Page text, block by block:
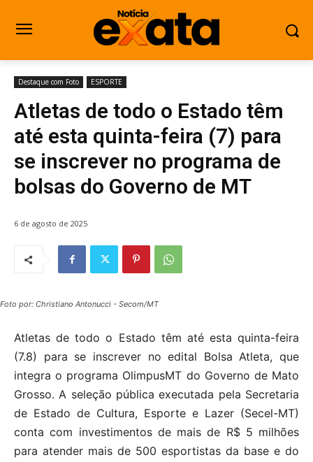
Destaque com Foto ESPORTE
Atletas de todo o Estado têm
até esta quinta-feira (7) para
se inscrever no programa de
bolsas do Governo de MT
6 de agosto de 2025
Foto por: Christiano Antonucci - Secom/MT
Atletas de todo o Estado têm até esta quinta-feira
(7.8) para se inscrever no edital Bolsa Atleta, que
integra o programa OlimpusMT do Governo de Mato
Grosso. A seleção pública executada pela Secretaria
de Estado de Cultura, Esporte e Lazer (Secel-MT)
conta com investimentos de mais de R$ 5 milhões
para atender mais de 500 esportistas da base e do